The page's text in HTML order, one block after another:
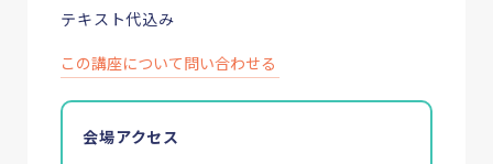
テキスト代込み
この講座について問い合わせる
会場アクセス